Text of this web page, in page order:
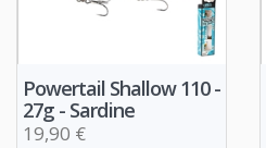
Powertail Shallow 110 -
27g - Sardine
19,90 €